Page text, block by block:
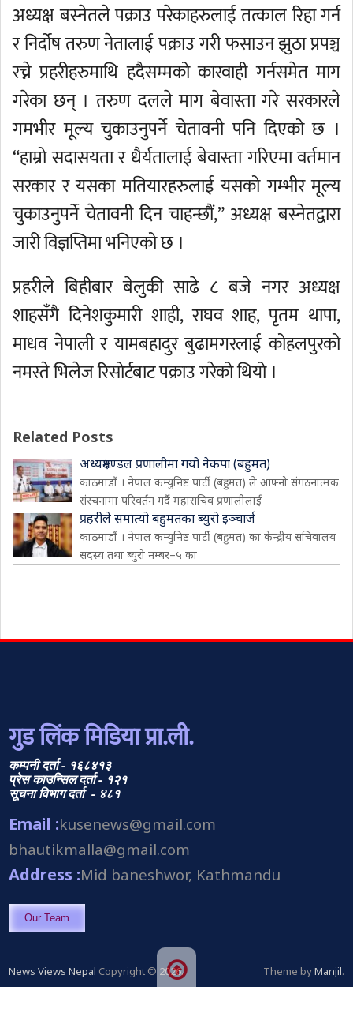
अध्यक्ष बस्नेतले पक्राउ परेकाहरुलाई तत्काल रिहा गर्न
र निर्दोष तरुण नेतालाई पक्राउ गरी फसाउन झुठा प्रपञ्च
रच्ने प्रहरीहरुमाथि हदैसम्मको कारवाही गर्नसमेत माग
गरेका छन् । तरुण दलले माग बेवास्ता गरे सरकारले
गमभीर मूल्य चुकाउनुपर्ने चेतावनी पनि दिएको छ ।
“हाम्रो सदासयता र धैर्यतालाई बेवास्ता गरिएमा वर्तमान
सरकार र यसका मतियारहरुलाई यसको गम्भीर मूल्य
चुकाउनुपर्ने चेतावनी दिन चाहन्छौं,” अध्यक्ष बस्नेतद्वारा
जारी विज्ञप्तिमा भनिएको छ ।
प्रहरीले बिहीबार बेलुकी साढे ८ बजे नगर अध्यक्ष
शाहसँगै दिनेशकुमारी शाही, राघव शाह, पृतम थापा,
माधव नेपाली र यामबहादुर बुढामगरलाई कोहलपुरको
नमस्ते भिलेज रिसोर्टबाट पक्राउ गरेको थियो ।
Related Posts
अध्यक्षमण्डल प्रणालीमा गयो नेकपा (बहुमत)
काठमाडौं । नेपाल कम्युनिष्ट पार्टी (बहुमत) ले आफ्नो संगठनात्मक
संरचनामा परिवर्तन गर्दै महासचिव प्रणालीलाई
प्रहरीले समात्यो बहुमतका ब्युरो इञ्चार्ज
काठमाडौं । नेपाल कम्युनिष्ट पार्टी (बहुमत) का केन्द्रीय सचिवालय
सदस्य तथा ब्युरो नम्बर–५ का
गुड लिंक मिडिया प्रा.ली.
कम्पनी दर्ता - १६८४१३
प्रेस काउन्सिल दर्ता - १२१
सूचना विभाग दर्ता - ४८१
Email :kusenews@gmail.com
bhautikmalla@gmail.com
Address :Mid baneshwor, Kathmandu
Our Team
News Views Nepal Copyright © 2026. Theme byManjil.